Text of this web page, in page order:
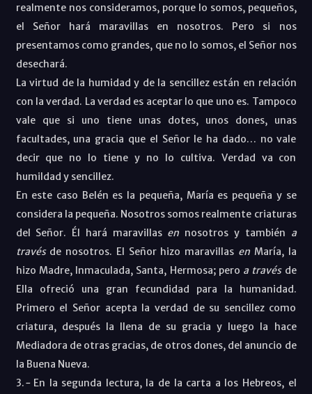
realmente nos consideramos, porque lo somos, pequeños,
el Señor hará maravillas en nosotros. Pero si nos
presentamos como grandes, que no lo somos, el Señor nos
desechará.
La virtud de la humidad y de la sencillez están en relación
con la verdad. La verdad es aceptar lo que uno es. Tampoco
vale que si uno tiene unas dotes, unos dones, unas
facultades, una gracia que el Señor le ha dado… no vale
decir que no lo tiene y no lo cultiva. Verdad va con
humildad y sencillez.
En este caso Belén es la pequeña, María es pequeña y se
considera la pequeña. Nosotros somos realmente criaturas
del Señor. Él hará maravillas en nosotros y también a
travésde nosotros. El Señor hizo maravillas enMaría, la
hizo Madre, Inmaculada, Santa, Hermosa; pero a travésde
Ella ofreció una gran fecundidad para la humanidad.
Primero el Señor acepta la verdad de su sencillez como
criatura, después la llena de su gracia y luego la hace
Mediadora de otras gracias, de otros dones, del anuncio de
la Buena Nueva.
3.- En la segunda lectura, la de la carta a los Hebreos, el